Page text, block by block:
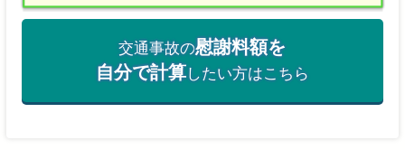
交通事故の慰謝料額を
自分で計算したい方はこちら